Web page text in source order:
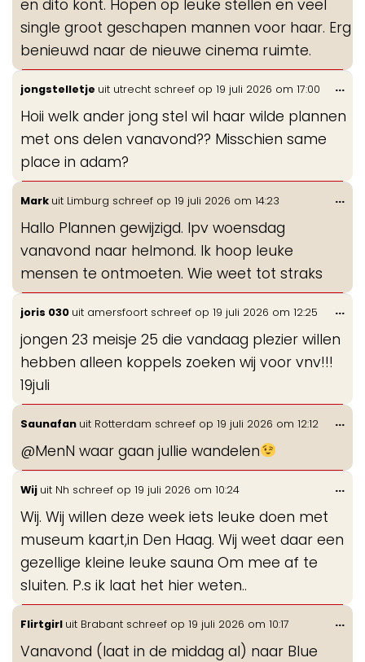
en dito kont. Hopen op leuke stellen en veel
single groot geschapen mannen voor haar. Erg
benieuwd naar de nieuwe cinema ruimte.
jongstelletje uit utrecht schreef op 19 juli 2026 om 17:00
Hoii welk ander jong stel wil haar wilde plannen
met ons delen vanavond?? Misschien same
place in adam?
...
Mark uit Limburg schreef op 19 juli 2026 om 14:23
Hallo Plannen gewijzigd. Ipv woensdag
vanavond naar helmond. Ik hoop leuke
mensen te ontmoeten. Wie weet tot straks
...
joris 030 uit amersfoort schreef op 19 juli 2026 om 12:25
jongen 23 meisje 25 die vandaag plezier willen
hebben alleen koppels zoeken wij voor vnv!!!
19juli
...
Saunafan uit Rotterdam schreef op 19 juli 2026 om 12:12
@MenN waar gaan jullie wandelen
...
Wij uit Nh schreef op 19 juli 2026 om 10:24
Wij. Wij willen deze week iets leuke doen met
museum kaart,in Den Haag. Wij weet daar een
gezellige kleine leuke sauna Om mee af te
sluiten. P.s ik laat het hier weten..
...
Flirtgirl uit Brabant schreef op 19 juli 2026 om 10:17
Vanavond (laat in de middag al) naar Blue
...